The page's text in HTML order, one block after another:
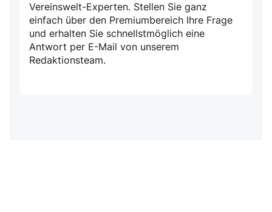
Vereinswelt-Experten. Stellen Sie ganz
einfach über den Premiumbereich Ihre Frage
und erhalten Sie schnellstmöglich eine
Antwort per E-Mail von unserem
Redaktionsteam.